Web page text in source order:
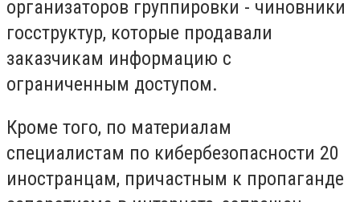
организаторов группировки - чиновники
госструктур, которые продавали
заказчикам информацию с
ограниченным доступом.
Кроме того, по материалам
специалистам по кибербезопасности 20
иностранцам, причастным к пропаганде